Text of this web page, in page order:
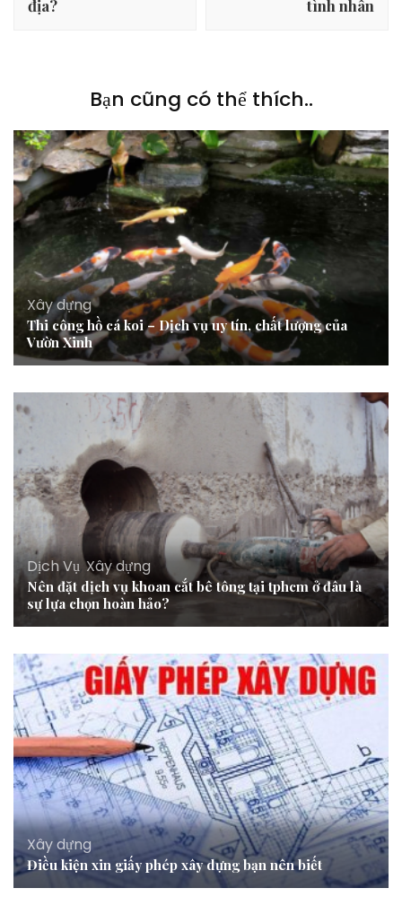
địa? tình nhân
Bạn cũng có thể thích..
Xây dựng
Thi công hồ cá koi – Dịch vụ uy tín, chất lượng của
Vườn Xinh
Dịch Vụ,Xây dựng
Nên đặt dịch vụ khoan cắt bê tông tại tphcm ở đâu là
sự lựa chọn hoàn hảo?
Xây dựng
Điều kiện xin giấy phép xây dựng bạn nên biết